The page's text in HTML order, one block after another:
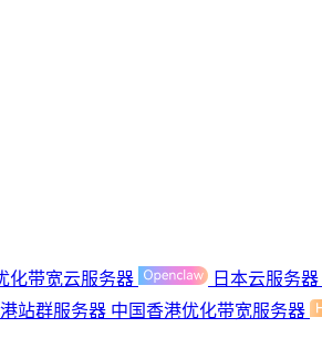
化带宽云服务器 日本云服务器
站群服务器 中国香港优化带宽服务器